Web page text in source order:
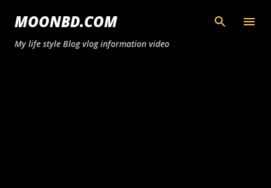
সরাসরি প্রধান সামগ্রীতে চলে যান
MOONBD.COM
My life style Blog vlog information video